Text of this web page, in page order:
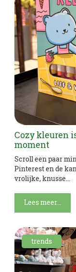
Cozy kleuren
moment
Scroll een paar
Pinterest en de
vrolijke, knusse...
Lees meer...
trends